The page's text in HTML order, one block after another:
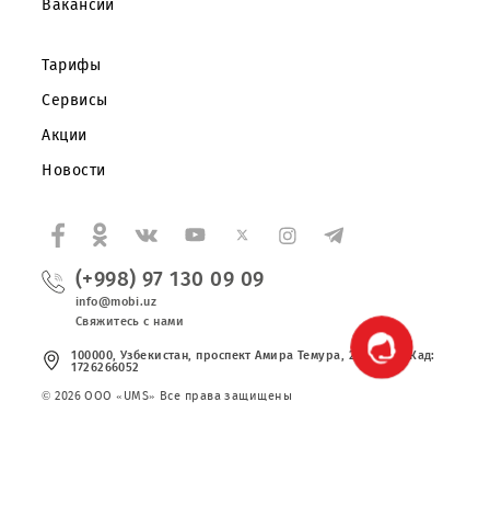
О компании
Правовая информация
Публичная оферта
Вакансии
Тарифы
Сервисы
Акции
Новости